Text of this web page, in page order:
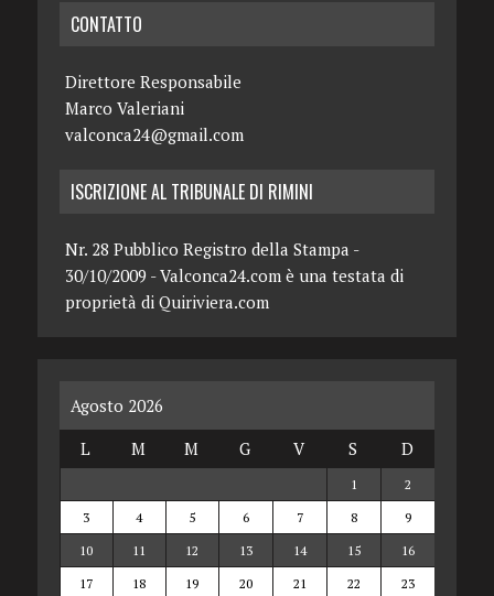
CONTATTO
Direttore Responsabile
Marco Valeriani
valconca24@gmail.com
ISCRIZIONE AL TRIBUNALE DI RIMINI
Nr. 28 Pubblico Registro della Stampa -
30/10/2009 - Valconca24.com è una testata di
proprietà di Quiriviera.com
Agosto 2026
L
M M G V S D
1
2
3
4 5 6 7 8
9
10
11 12 13 14 15
16
17
18 19 20 21 22 23